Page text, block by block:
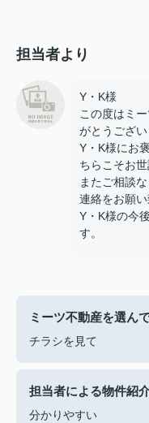
担当者より
Y・K様
この度はミ
がとうござい
Y・K様にお
ちらこそお
またご相談
連絡をお願い
Y・K様の今
す。
ミーツ不動産を選ん
チラシを見て
担当者による物件紹
分かりやすい